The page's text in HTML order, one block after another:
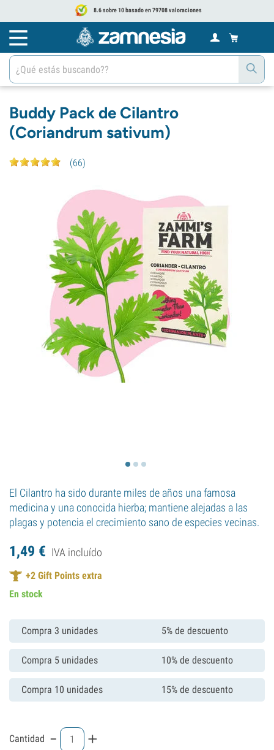
8.6 sobre 10 basado en 79708 valoraciones
Buddy Pack de Cilantro
(Coriandrum sativum)
(66)
El Cilantro ha sido durante miles de años una famosa
medicina y una conocida hierba; mantiene alejadas a las
plagas y potencia el crecimiento sano de especies vecinas.
1,49 € IVA incluído
+2 Gift Points extra
En stock
Compra 3 unidades 5% de descuento
Compra 5 unidades 10% de descuento
Compra 10 unidades 15% de descuento
Cantidad - +